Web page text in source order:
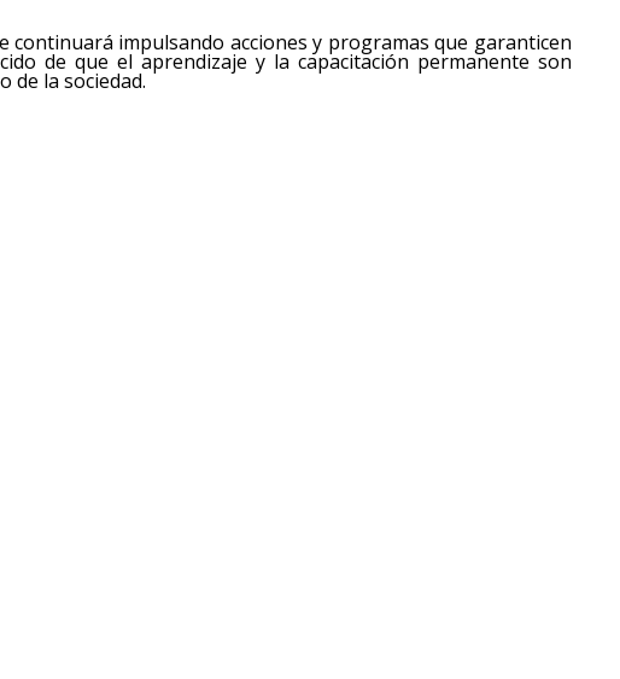
continuará impulsando acciones y programas que garanticen
de que el aprendizaje y la capacitación permanente son
de la sociedad.